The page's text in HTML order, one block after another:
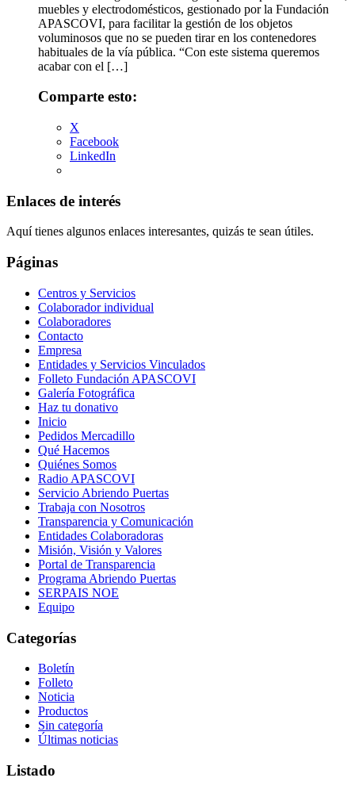
muebles y electrodomésticos, gestionado por la Fundación
APASCOVI, para facilitar la gestión de los objetos
voluminosos que no se pueden tirar en los contenedores
habituales de la vía pública. “Con este sistema queremos
acabar con el […]
Comparte esto:
X
Facebook
LinkedIn
Enlaces de interés
Aquí tienes algunos enlaces interesantes, quizás te sean útiles.
Páginas
Centros y Servicios
Colaborador individual
Colaboradores
Contacto
Empresa
Entidades y Servicios Vinculados
Folleto Fundación APASCOVI
Galería Fotográfica
Haz tu donativo
Inicio
Pedidos Mercadillo
Qué Hacemos
Quiénes Somos
Radio APASCOVI
Servicio Abriendo Puertas
Trabaja con Nosotros
Transparencia y Comunicación
Entidades Colaboradoras
Misión, Visión y Valores
Portal de Transparencia
Programa Abriendo Puertas
SERPAIS NOE
Equipo
Categorías
Boletín
Folleto
Noticia
Productos
Sin categoría
Últimas noticias
Listado